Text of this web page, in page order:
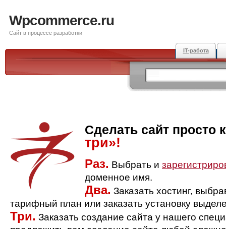
Wpcommerce.ru
Сайт в процессе разработки
IT-работа
Сделать сайт просто
три»!
Раз. Выбрать и
доменное имя.
Два. Заказать хостинг,
тарифный план или заказать установку
Три. Заказать создание сайта у нашего